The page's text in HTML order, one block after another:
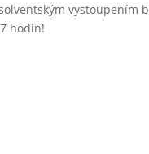
vystoupením
hodin!